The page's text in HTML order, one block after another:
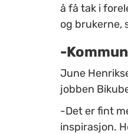
å få tak i
og brukerne,
-
June
jobben
-Det er fint
inspirasjon.